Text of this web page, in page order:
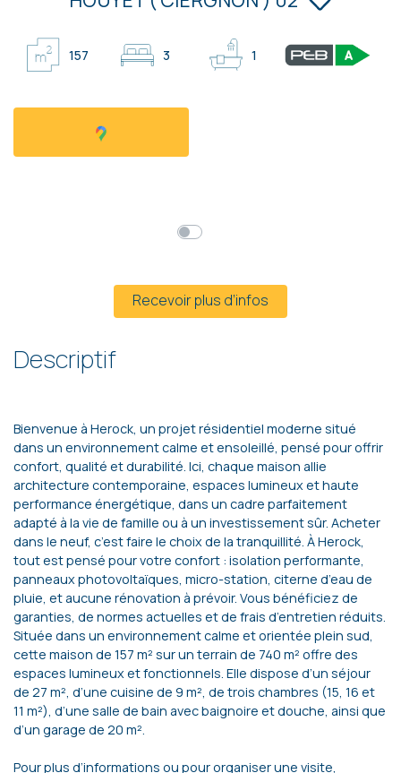
157 3 1
Recevoir plus d’infos
Descriptif
Bienvenue à Herock, un projet résidentiel moderne situé
dans un environnement calme et ensoleillé, pensé pour offrir
confort, qualité et durabilité. Ici, chaque maison allie
architecture contemporaine, espaces lumineux et haute
performance énergétique, dans un cadre parfaitement
adapté à la vie de famille ou à un investissement sûr. Acheter
dans le neuf, c’est faire le choix de la tranquillité. À Herock,
tout est pensé pour votre confort : isolation performante,
panneaux photovoltaïques, micro-station, citerne d’eau de
pluie, et aucune rénovation à prévoir. Vous bénéficiez de
garanties, de normes actuelles et de frais d’entretien réduits.
Située dans un environnement calme et orientée plein sud,
cette maison de 157 m² sur un terrain de 740 m² offre des
espaces lumineux et fonctionnels. Elle dispose d’un séjour
de 27 m², d’une cuisine de 9 m², de trois chambres (15, 16 et
11 m²), d’une salle de bain avec baignoire et douche, ainsi que
d’un garage de 20 m².
Pour plus d’informations ou pour organiser une visite,